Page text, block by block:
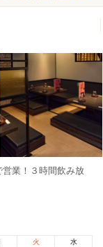
業！３時間飲み放
火 水